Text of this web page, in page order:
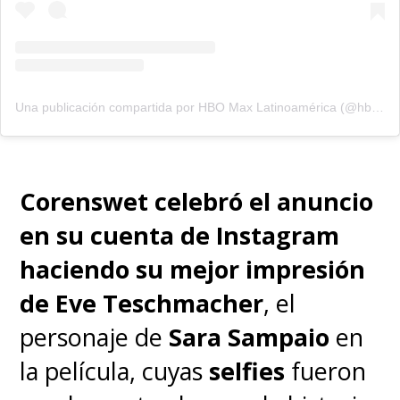
Es ahí donde hicieron ver que
línea,
como 'Superman', se
han dejado de lado y
necesitan ser revitalizados".
Por ahora, todos estos planes
dejan en un estado incierto la
película del último hijo de
Una publicación compartida por HBO Max Latinoamérica (@hbomaxlat)
Corenswet celebró el anuncio
en su cuenta de Instagram
haciendo su mejor impresión
de Eve Teschmacher, el
personaje de Sara Sampaio en
la película, cuyas selfies fueron